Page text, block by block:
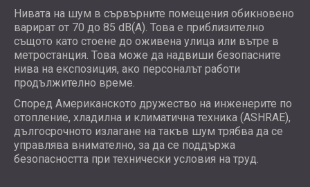
Нивата на шум в сървърните помещения обикновено
варират от 70 до 85 dB(A). Това е приблизително
същото като стоене до оживена улица или вътре в
метростанция. Това може да надвиши безопасните
нива на експозиция, ако персоналът работи
продължително време.
Според Американското дружество на инженерите по
отопление, хладилна и климатична техника (ASHRAE),
дългосрочното излагане на такъв шум трябва да се
управлява внимателно, за да се поддържа
безопасността при технически условия на труд.